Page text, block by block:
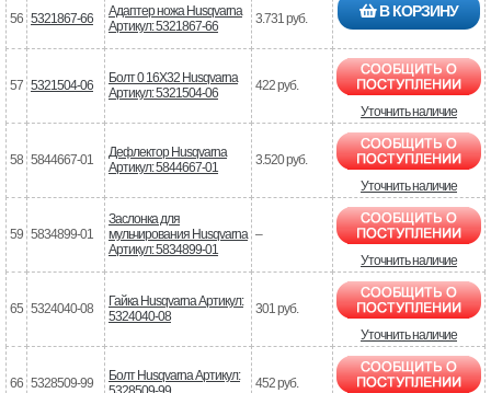
56 5321867-66
Адаптер ножа Husqvarna
Артикул: 5321867-66
3.731 руб. В КОРЗИНУ
57 5321504-06
Болт 0 16X32 Husqvarna
Артикул: 5321504-06
422 руб.
Уточнить наличие
58 5844667-01
Дефлектор Husqvarna
Артикул: 5844667-01
3.520 руб.
Уточнить наличие
59 5834899-01
Заслонка для
мульчирования Husqvarna
Артикул: 5834899-01
–
Уточнить наличие
65 5324040-08
Гайка Husqvarna Артикул:
5324040-08
301 руб.
Уточнить наличие
66 5328509-99
Болт Husqvarna Артикул:
452 руб.